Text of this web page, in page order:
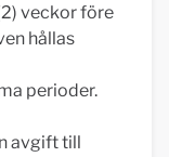
veckor före
hållas
perioder.
avgift till